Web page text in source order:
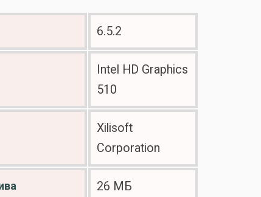
6.5.2
Intel HD Graphics
510
Xilisoft
Corporation
26 МБ